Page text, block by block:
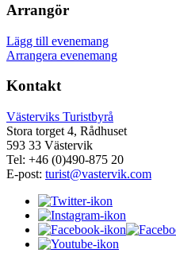
Arrangör
Lägg till evenemang
Arrangera evenemang
Kontakt
Västerviks Turistbyrå
Stora torget 4, Rådhuset
593 33 Västervik
Tel: +46 (0)490-875 20
E-post: turist@vastervik.com